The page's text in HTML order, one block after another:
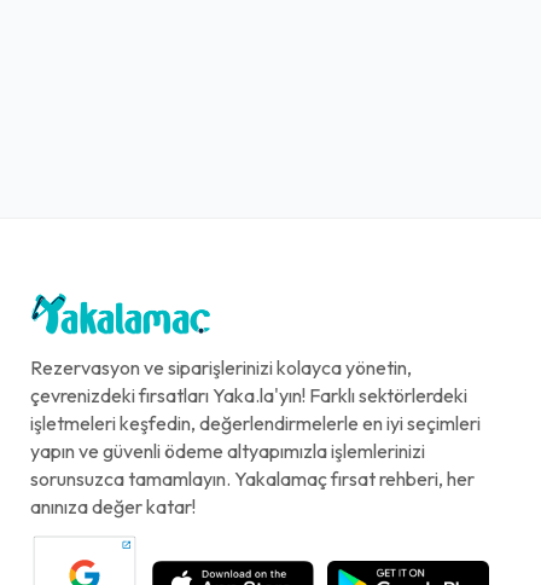
Rezervasyon ve siparişlerinizi kolayca yönetin,
çevrenizdeki fırsatları Yaka.la'yın! Farklı sektörlerdeki
işletmeleri keşfedin, değerlendirmelerle en iyi seçimleri
yapın ve güvenli ödeme altyapımızla işlemlerinizi
sorunsuzca tamamlayın. Yakalamaç fırsat rehberi, her
anınıza değer katar!